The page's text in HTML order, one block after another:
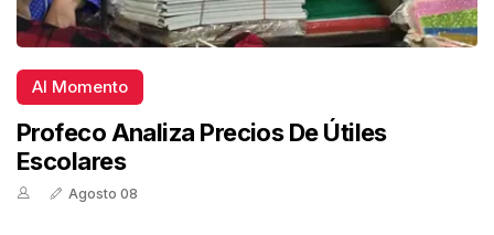
Al Momento
Profeco Analiza Precios De Útiles
Escolares
Agosto 08